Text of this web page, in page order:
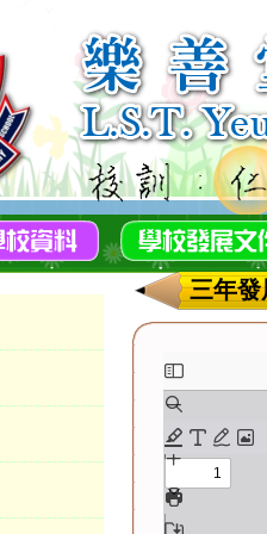
三年發